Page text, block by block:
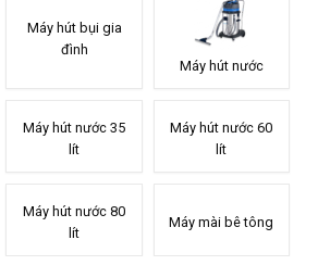
Máy hút bụi gia
đình
Máy hút nước
Máy hút nước 35
lít
Máy hút nước 60
lít
Máy hút nước 80
lít
Máy mài bê tông